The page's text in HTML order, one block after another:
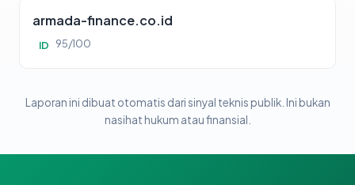
armada-finance.co.id
ID 95/100
Laporan ini dibuat otomatis dari sinyal teknis publik. Ini bukan
nasihat hukum atau finansial.